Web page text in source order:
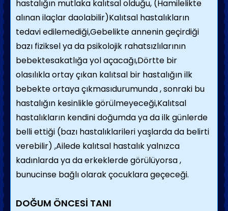
hastalığın mutlaka kalıtsal olduğu, (Hamilelikte
alınan ilaçlar daolabilir)Kalıtsal hastalıkların
tedavi edilemediği,Gebelikte annenin geçirdiği
bazı fiziksel ya da psikolojik rahatsızlılarının
bebektesakatlığa yol açacağı,Dörtte bir
olasılıkla ortay çıkan kalıtsal bir hastalığın ilk
bebekte ortaya çıkmasıdurumunda , sonraki bu
hastalığın kesinlikle görülmeyeceği,Kalıtsal
hastalıkların kendini doğumda ya da ilk günlerde
belli ettiği (bazı hastalıklarileri yaşlarda da belirti
verebilir) ,Ailede kalıtsal hastalık yalnızca
kadınlarda ya da erkeklerde görülüyorsa ,
bunucinse bağlı olarak çocuklara geçeceği.
DOĞUM ÖNCESİ TANI